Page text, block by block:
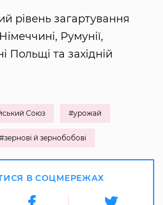
рівень загартування
Румунії,
Польщі та західній
Союз #урожай
#зернові й зернобобові
В СОЦМЕРЕЖАХ